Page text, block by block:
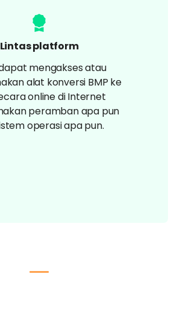
Lintas platform
mengakses atau
alat konversi BMP ke
online di Internet
peramban apa pun
operasi apa pun.